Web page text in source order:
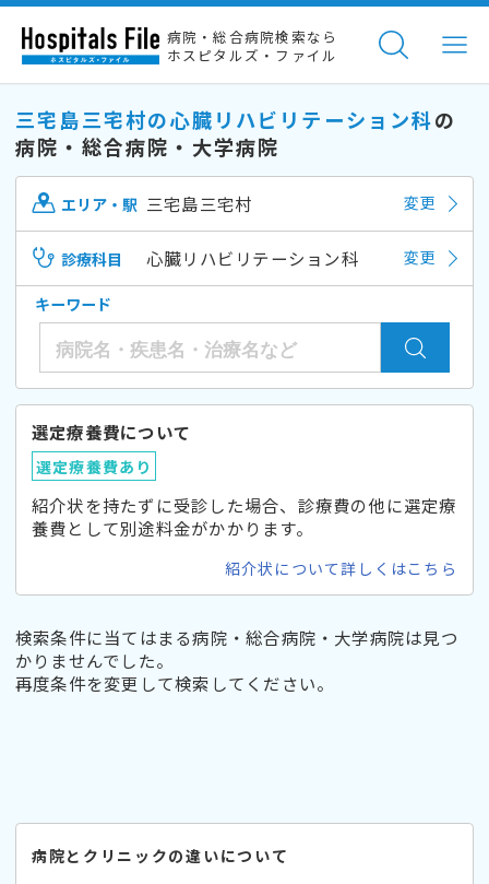
病院・総合病院検索なら
ホスピタルズ・ファイル
三宅島三宅村の心臓リハビリテーション科の
病院・総合病院・大学病院
エリア・駅 三宅島三宅村 変更
診療科目 心臓リハビリテーション科 変更
キーワード
選定療養費について
選定療養費あり
紹介状を持たずに受診した場合、診療費の他に選定療
養費として別途料金がかかります。
紹介状について詳しくはこちら
検索条件に当てはまる病院・総合病院・大学病院は見つ
かりませんでした。
再度条件を変更して検索してください。
病院とクリニックの違いについて